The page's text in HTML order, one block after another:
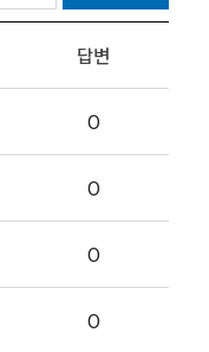
답변
O
O
O
O